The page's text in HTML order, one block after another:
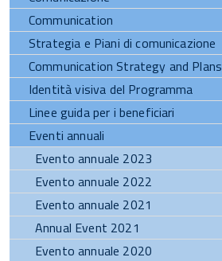
Communication
Strategia e Piani di comunicazione
Communication Strategy and Plans
Identità visiva del Programma
Linee guida per i beneficiari
Eventi annuali
Evento annuale 2023
Evento annuale 2022
Evento annuale 2021
Annual Event 2021
Evento annuale 2020